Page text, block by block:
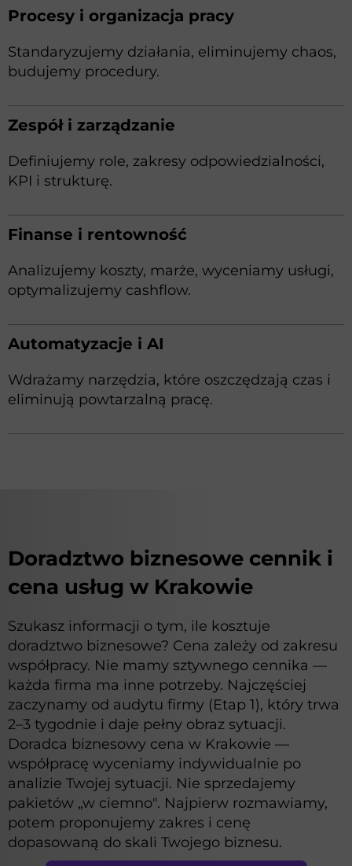
Procesy i organizacja pracy
Standaryzujemy działania, eliminujemy chaos,
budujemy procedury.
Zespół i zarządzanie
Definiujemy role, zakresy odpowiedzialności,
KPI i strukturę.
Finanse i rentowność
Analizujemy koszty, marże, wyceniamy usługi,
optymalizujemy cashflow.
Automatyzacje i AI
Wdrażamy narzędzia, które oszczędzają czas i
eliminują powtarzalną pracę.
Doradztwo biznesowe cennik i
cena usług w Krakowie
Szukasz informacji o tym, ile kosztuje
doradztwo biznesowe? Cena zależy od zakresu
współpracy. Nie mamy sztywnego cennika —
każda firma ma inne potrzeby. Najczęściej
zaczynamy od audytu firmy (Etap 1), który trwa
2–3 tygodnie i daje pełny obraz sytuacji.
Doradca biznesowy cena w Krakowie —
współpracę wyceniamy indywidualnie po
analizie Twojej sytuacji. Nie sprzedajemy
pakietów „w ciemno". Najpierw rozmawiamy,
potem proponujemy zakres i cenę
dopasowaną do skali Twojego biznesu.